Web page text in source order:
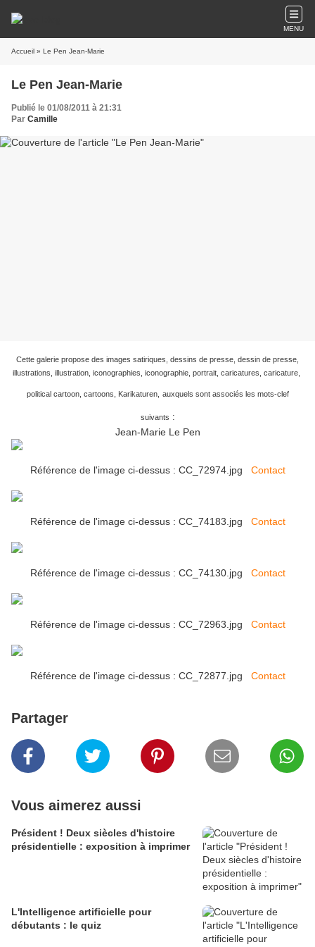
MENU
Accueil » Le Pen Jean-Marie
Le Pen Jean-Marie
Publié le 01/08/2011 à 21:31
Par Camille
Cette galerie propose des images satiriques, dessins de presse, dessin de presse,
illustrations, illustration, iconographies, iconographie, portrait, caricatures, caricature,
political cartoon, cartoons, Karikaturen, auxquels sont associés les mots-clef
suivants :
Jean-Marie Le Pen
Référence de l'image ci-dessus : CC_72974.jpg Contact
Référence de l'image ci-dessus : CC_74183.jpg Contact
Référence de l'image ci-dessus : CC_74130.jpg Contact
Référence de l'image ci-dessus : CC_72963.jpg Contact
Référence de l'image ci-dessus : CC_72877.jpg Contact
Partager
Vous aimerez aussi
Président ! Deux siècles d'histoire
présidentielle : exposition à imprimer
L'Intelligence artificielle pour
débutants : le quiz